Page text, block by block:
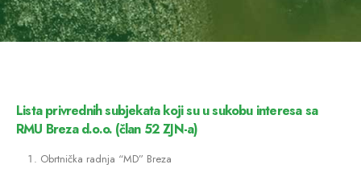
Lista privrednih subjekata koji su u sukobu interesa sa
RMU Breza d.o.o. (član 52 ZJN-a)
Obrtnička radnja “MD” Breza